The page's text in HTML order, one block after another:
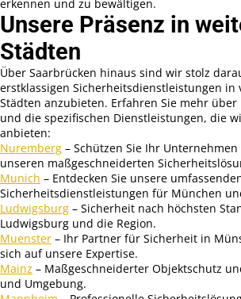
erkennen und zu bewältigen.
Unsere Präsenz in
Städten
Über Saarbrücken hinaus sind wir stolz
erstklassigen Sicherheitsdienstleistungen in
Städten anzubieten. Erfahren Sie mehr
und die spezifischen Dienstleistungen, die
anbieten:
Nuremberg – Schützen Sie Ihr
unseren maßgeschneiderten
Munich – Entdecken Sie unsere
Sicherheitsdienstleistungen für München
Ludwigsburg – Sicherheit nach höchsten
Ludwigsburg und die Region.
Muenster – Ihr Partner für Sicherheit in
sich auf unsere Expertise.
Mainz – Maßgeschneiderter Objektschutz
und Umgebung.